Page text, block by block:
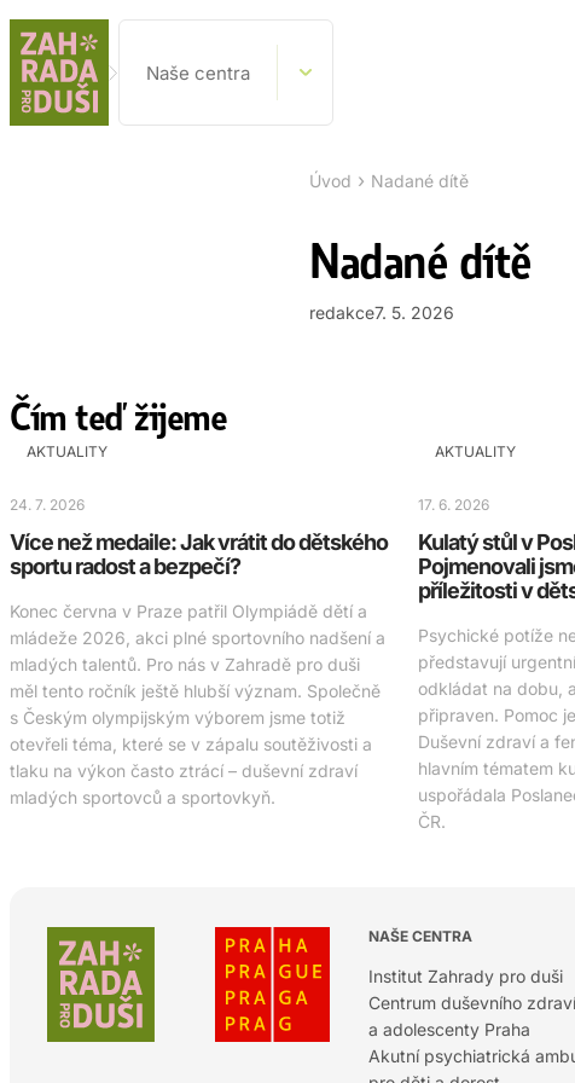
Naše centra
Úvod › Nadané dítě
Nadané dítě
redakce7. 5. 2026
Čím teď žijeme
AKTUALITY
24. 7. 2026
Více než medaile: Jak vrátit do dětského
sportu radost a bezpečí?
Konec června v Praze patřil Olympiádě dětí a
mládeže 2026, akci plné sportovního nadšení a
mladých talentů. Pro nás v Zahradě pro duši
měl tento ročník ještě hlubší význam. Společně
s Českým olympijským výborem jsme totiž
otevřeli téma, které se v zápalu soutěživosti a
tlaku na výkon často ztrácí – duševní zdraví
mladých sportovců a sportovkyň.
AKTUALITY
17. 6. 2026
Kulatý stůl v
Pojmenovali
příležitosti v
Psychické potíže
představují
odkládat na dobu,
připraven. Pomoc
Duševní zdraví a
hlavním tématem
uspořádala
ČR.
NAŠE CENTRA
Institut Zahrady pro duši
Centrum duševního
a adolescenty Praha
Akutní psychiatrická